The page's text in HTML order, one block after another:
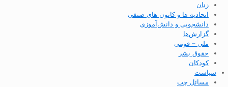
زنان
اتحادیه ها و کانون های صنفی
دانشجویی و دانش‌آموزی
گزارش‌ها
ملی – قومی
حقوق بشر
کودکان
سیاست
مسائل چپ